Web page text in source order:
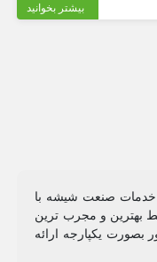
بیشتر بخوانید
و خدمات صنعت شیشه با
و مجرب ترین
یکپارجه ارائه